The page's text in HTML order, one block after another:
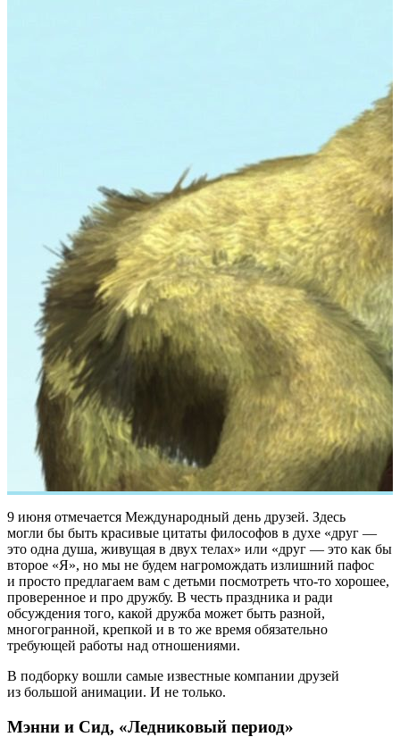
9 июня отмечается Международный день друзей. Здесь
могли бы быть красивые цитаты философов в духе «друг —
это одна душа, живущая в двух телах» или «друг — это как бы
второе «Я», но мы не будем нагромождать излишний пафос
и просто предлагаем вам с детьми посмотреть что-то хорошее,
проверенное и про дружбу. В честь праздника и ради
обсуждения того, какой дружба может быть разной,
многогранной, крепкой и в то же время обязательно
требующей работы над отношениями.
В подборку вошли самые известные компании друзей
из большой анимации. И не только.
Мэнни и Сид, «Ледниковый период»